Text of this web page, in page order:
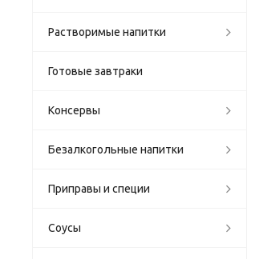
Растворимые напитки
Готовые завтраки
Консервы
Безалкогольные напитки
Приправы и специи
Соусы